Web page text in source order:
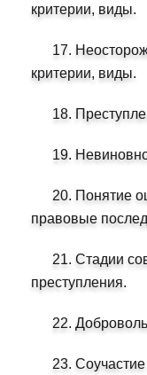
критерии, виды.
17.
критерии, виды.
18.
19.
20. Понятие
правовые
21. Стадии
преступления.
22.
23.